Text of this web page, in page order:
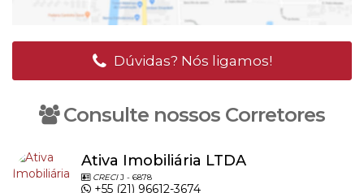
Dúvidas? Nós ligamos!
Consulte nossos Corretores
Ativa Imobiliária LTDA
CRECIJ - 6878
+55 (21) 96612-3674